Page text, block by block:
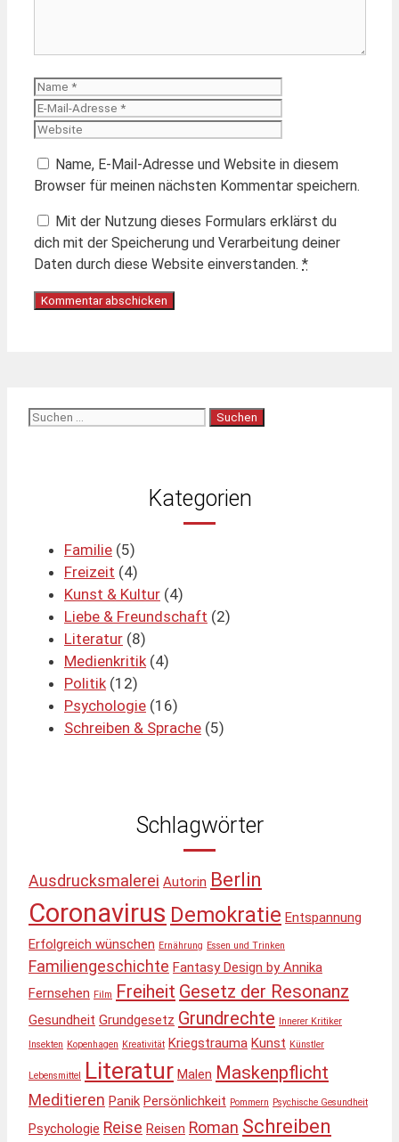
Name
Name, E-Mail-Adresse und Website in diesem
Browser für meinen nächsten Kommentar speichern.
Mit der Nutzung dieses Formulars erklärst du
dich mit der Speicherung und Verarbeitung deiner
Daten durch diese Website einverstanden. *
Suchen
Kategorien
Familie (5)
Freizeit (4)
Kunst & Kultur (4)
Liebe & Freundschaft (2)
Literatur (8)
Medienkritik(4)
Politik(12)
Psychologie (16)
Schreiben & Sprache (5)
Schlagwörter
Ausdrucksmalerei Autorin Berlin
Coronavirus Demokratie Entspannung
Erfolgreich wünschen Ernährung Essen und Trinken
Familiengeschichte Fantasy Design by Annika
Fernsehen Film Freiheit Gesetz der Resonanz
Gesundheit Grundgesetz Grundrechte Innerer Kritiker
Insekten Kopenhagen Kreativität Kriegstrauma Kunst Künstler
Lebensmittel Literatur Malen Maskenpflicht
Meditieren Panik Persönlichkeit Pommern Psychische Gesundheit
Psychologie Reise Reisen Roman Schreiben